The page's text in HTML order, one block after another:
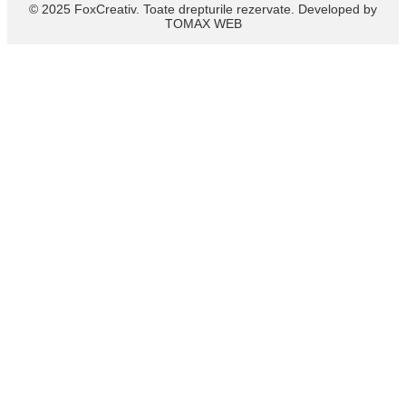
© 2025 FoxCreativ. Toate drepturile rezervate. Developed by
TOMAX WEB